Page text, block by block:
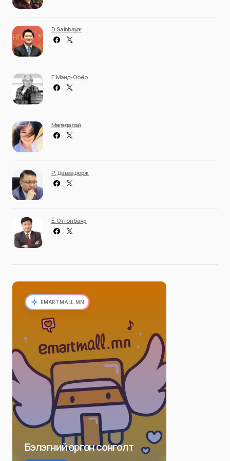
D. Sainbayar
Г. Мэнд-Ооёо
Мөнгөндалай
Р. Даваадорж
Ё. Отгонбаяр
EMARTMALL.MN
Бэлэгний өргөн сонголт